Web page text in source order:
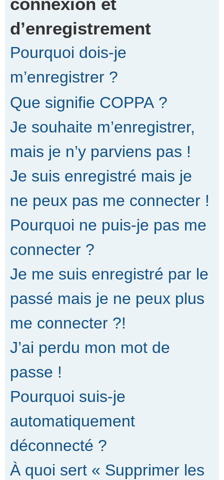
d’enregistrement
Pourquoi dois-je
m’enregistrer ?
Que signifie COPPA ?
Je souhaite m’enregistrer,
mais je n’y parviens pas !
Je suis enregistré mais je
ne peux pas me connecter !
Pourquoi ne puis-je pas me
connecter ?
Je me suis enregistré par le
passé mais je ne peux plus
me connecter ?!
J’ai perdu mon mot de
passe !
Pourquoi suis-je
automatiquement
déconnecté ?
À quoi sert « Supprimer les